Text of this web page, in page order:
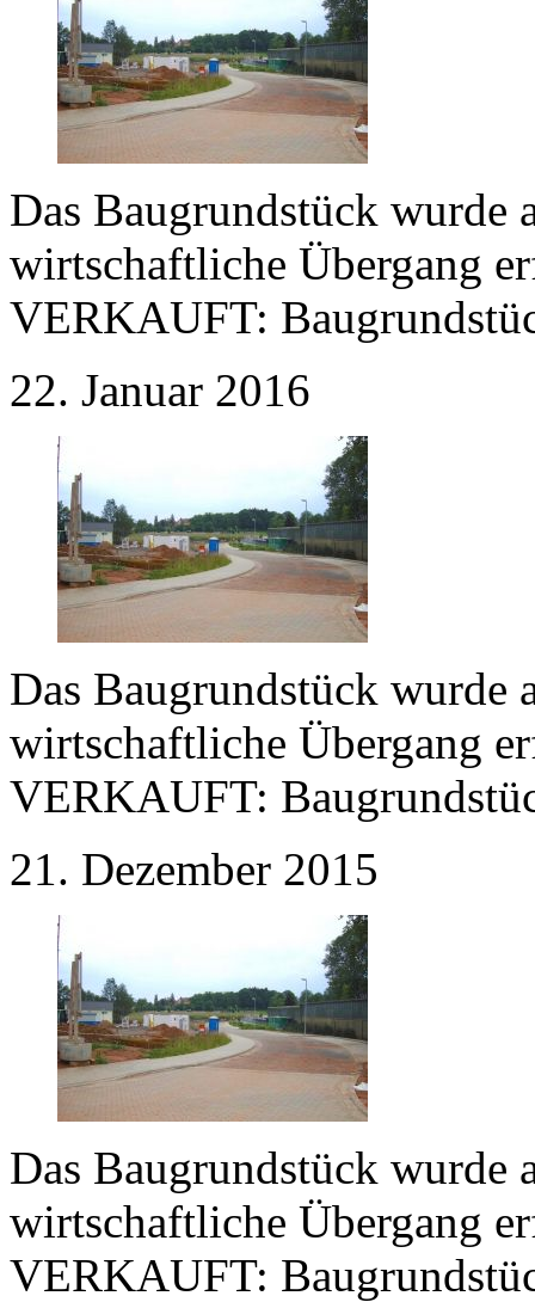
Das Baugrundstück wurde
wirtschaftliche Übergang
VERKAUFT:
22. Januar 2016
Das Baugrundstück wurde
wirtschaftliche Übergang
VERKAUFT:
21. Dezember 2015
Das Baugrundstück wurde
wirtschaftliche Übergang
VERKAUFT: